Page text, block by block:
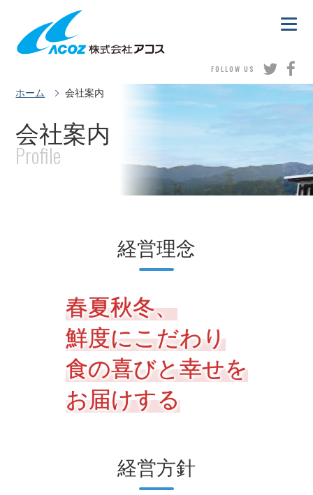
FOLLOW US
ホーム 会社案内
会社案内
経営理念
春夏秋冬、
鮮度にこだわり
食の喜びと幸せを
お届けする
経営方針